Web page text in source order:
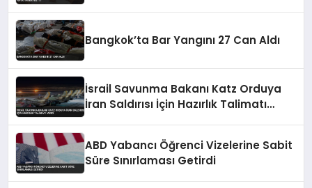
Bangkok’ta Bar Yangını 27 Can Aldı
İsrail Savunma Bakanı Katz Orduya
İran Saldırısı İçin Hazırlık Talimatı
ABD Yabancı Öğrenci Vizelerine Sabit
Süre Sınırlaması Getirdi